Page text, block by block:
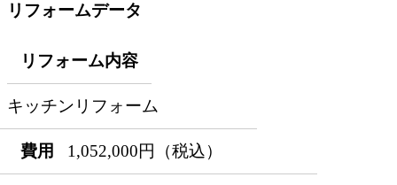
リフォームデータ
リフォーム内容
キッチンリフォーム
費用 1,052,000円（税込）